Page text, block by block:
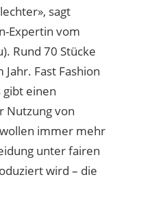
sagt
Expertin vom
Rund 70 Stücke
Fast Fashion
gibt einen
Nutzung von
immer mehr
unter fairen
wird – die